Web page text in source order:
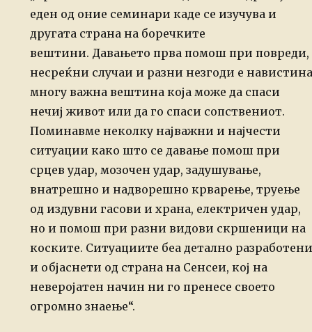
еден од оние семинари каде се изучува и
другата страна на боречките
вештини. Давањето прва помош при повреди,
несреќни случаи и разни незгоди е навистина
многу важна вештина која може да спаси
нечиј живот или да го спаси сопствениот.
Поминавме неколку најважни и најчести
ситуации како што се давање помош при
срцев удар, мозочен удар, задушување,
внатрешно и надворешно крварење, труење
од издувни гасови и храна, електричен удар,
но и помош при разни видови скршеници на
коските. Ситуациите беа детално разработени
и објаснети од страна на Сенсеи, кој на
неверојатен начин ни го пренесе своето
огромно знаење“.